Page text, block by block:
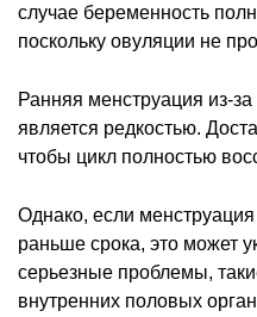
случае беременность
поскольку овуляции не
Ранняя менструация из-
является редкостью.
чтобы цикл полностью
Однако, если
раньше срока, это может
серьезные проблемы,
внутренних половых